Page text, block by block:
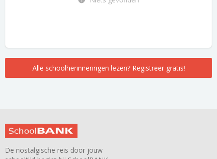
Alle schoolherinneringen lezen? Registreer gratis!
De nostalgische reis door jouw